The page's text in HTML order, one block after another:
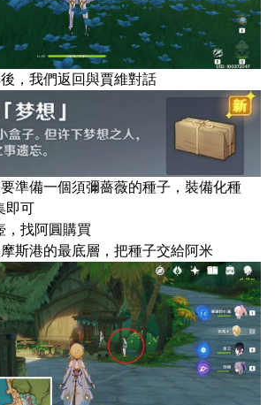
，我們返回與賈維對話
準備一個須彌薔薇的種子，裝備化種
即可
，找阿圓購買
斯港的最底層，把種子交給阿米